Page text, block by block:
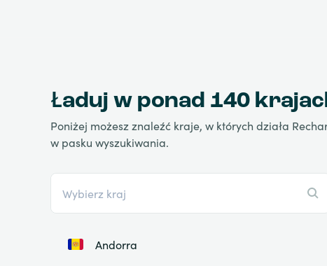
Ładuj w ponad 140
Poniżej możesz znaleźć kraje, w których działa
w pasku wyszukiwania.
Andorra